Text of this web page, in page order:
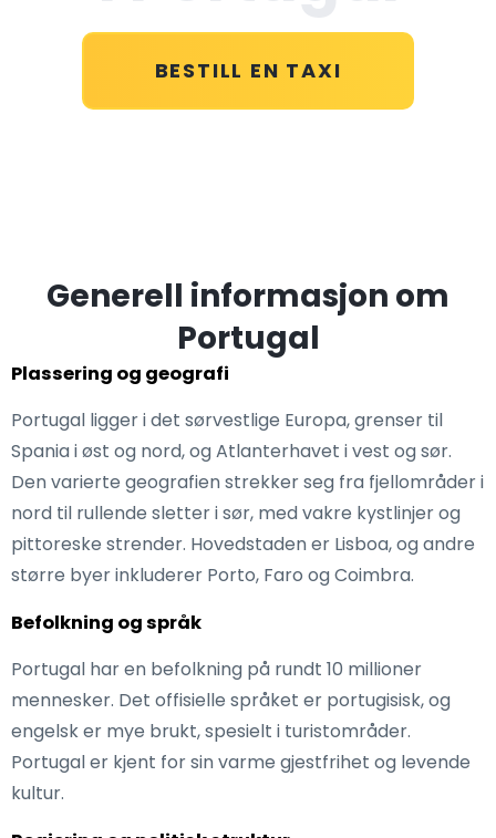
BESTILL EN TAXI
Generell informasjon om
Portugal
Plassering og geografi
Portugal ligger i det sørvestlige Europa, grenser til
Spania i øst og nord, og Atlanterhavet i vest og sør.
Den varierte geografien strekker seg fra fjellområder i
nord til rullende sletter i sør, med vakre kystlinjer og
pittoreske strender. Hovedstaden er Lisboa, og andre
større byer inkluderer Porto, Faro og Coimbra.
Befolkning og språk
Portugal har en befolkning på rundt 10 millioner
mennesker. Det offisielle språket er portugisisk, og
engelsk er mye brukt, spesielt i turistområder.
Portugal er kjent for sin varme gjestfrihet og levende
kultur.